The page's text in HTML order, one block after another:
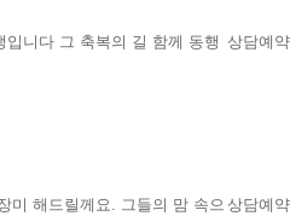
상담예약
입니다 그 축복의 길 함께 동행
상담예약
미 해드릴께요. 그들의 맘 속으